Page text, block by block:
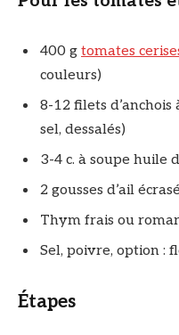
400 g tomates
couleurs)
8-12 filets d’anchois
sel, dessalés)
3-4 c. à soupe huile
2 gousses d’ail
Thym frais ou
Sel, poivre, option :
Étapes